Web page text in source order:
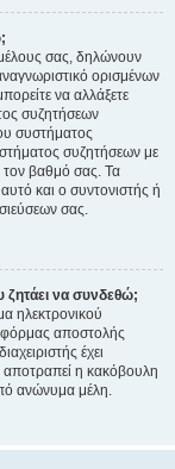
σας, δηλώνουν
ορισμένων
να αλλάξετε
συζητήσεων
συστήματος
συζητήσεων με
τον βαθμό σας. Τα
και ο συντονιστής ή
σας.
να συνδεθώ;
ηλεκτρονικού
αποστολής
έχει
αποτραπεί η κακόβουλη
ανώνυμα μέλη.